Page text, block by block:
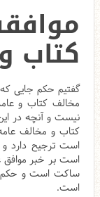
کتاب
گفتیم حکم جایی
مخالف کتاب و
نیست و آنچه در
کتاب و مخالف
است ترجیح دارد
است بر خبر موافق
ساکت است و حکم
است.